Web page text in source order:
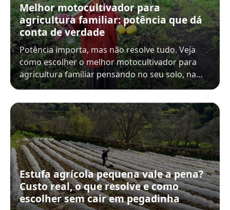
Melhor motocultivador para
agricultura familiar: potência que dá
conta de verdade
Potência importa, mas não resolve tudo. Veja
como escolher o melhor motocultivador para
agricultura familiar pensando no seu solo, na…
Estufa agrícola pequena vale a pena?
Custo real, o que resolve e como
escolher sem cair em pegadinha